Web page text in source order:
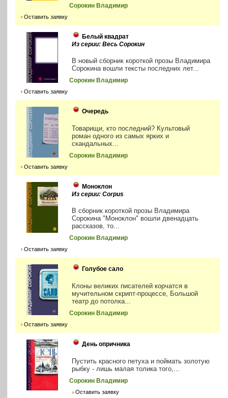
Сорокин Владимир
Оставить заявку
Белый квадрат
Из серии: Весь Сорокин
В новый сборник короткой прозы Владимира
Сорокина вошли тексты последних лет...
Сорокин Владимир
Оставить заявку
Очередь
Товарищи, кто последний? Культовый
роман одного из самых ярких и
скандальных...
Сорокин Владимир
Оставить заявку
Моноклон
Из серии: Corpus
В сборник короткой прозы Владимира
Сорокина "Моноклон" вошли двенадцать
рассказов, то...
Сорокин Владимир
Оставить заявку
Голубое сало
Клоны великих писателей корчатся в
мучительном скрипт-процессе, Большой
театр до потолка...
Сорокин Владимир
Оставить заявку
День опричника
Пустить красного петуха и поймать золотую
рыбку - лишь малая толика того,...
Сорокин Владимир
Оставить заявку